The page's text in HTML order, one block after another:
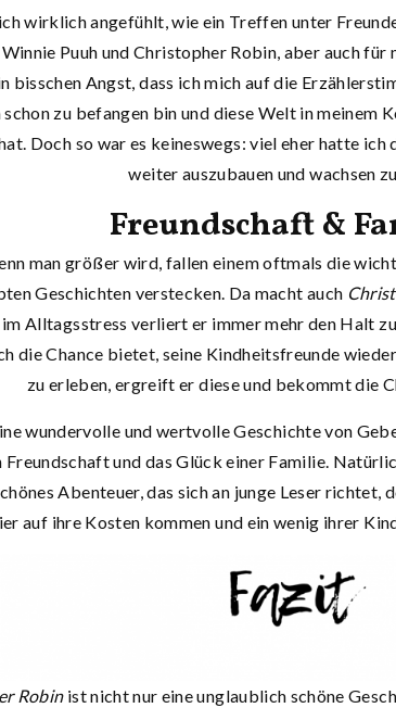
wirklich angefühlt, wie ein Treffen unter
Puuh und Christopher Robin, aber auch
bisschen Angst, dass ich mich auf die
zu befangen bin und diese Welt in meinem
Doch so war es keineswegs: viel eher hatte
weiter auszubauen und wachsen
Freundschaft &
man größer wird, fallen einem oftmals die
Geschichten verstecken. Da macht auch
Alltagsstress verliert er immer mehr den Halt
die Chance bietet, seine Kindheitsfreunde
zu erleben, ergreift er diese und bekommt die
wundervolle und wertvolle Geschichte von
Freundschaft und das Glück einer Familie.
Abenteuer, das sich an junge Leser richtet,
auf ihre Kosten kommen und ein wenig ihrer
Robinist nicht nur eine unglaublich schöne